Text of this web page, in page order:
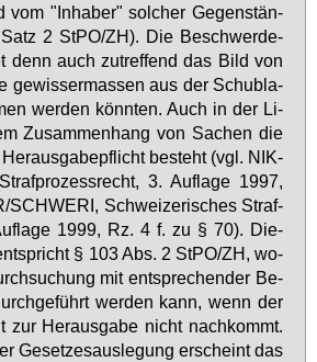
vom "In­ha­ber" sol­cher Ge­gen­stän­
2 StPO/ZH). Die Be­schwer­de­
denn auch zu­tref­fend das Bild von
ge­wis­ser­mas­sen aus der Schub­la­
wer­den könn­ten. Auch in der Li­
Zu­sam­men­hang von Sa­chen die
be­steht (vgl. NI­K­
3. Auf­la­ge 1997,
SCHWE­RI, Schwei­ze­ri­sches Straf­
1999, Rz. 4 f. zu § 70). Die­
§ 103 Abs. 2 StPO/ZH, wo­
mit ent­spre­chen­der Be­
wer­den kann, wenn der
zur Her­aus­ga­be nicht nach­kommt.
Ge­set­zes­aus­le­gung er­scheint das